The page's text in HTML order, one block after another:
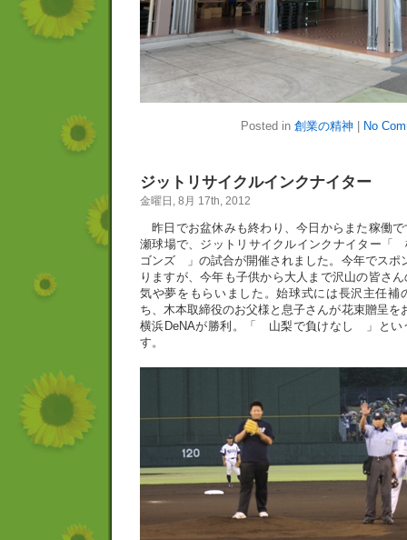
Posted in 創業の精神| No
ジットリサイクルインクナイター
金曜日, 8月 17th, 2012
昨日でお盆休みも終わり、今日からまた稼働
瀬球場で、ジットリサイクルインクナイター
ゴンズ 」の試合が開催されました。今年でスポ
りますが、今年も子供から大人まで沢山の皆さ
気や夢をもらいました。始球式には長沢主任補
ち、木本取締役のお父様と息子さんが花束贈呈を
横浜DeNAが勝利。「 山梨で負けなし 」とい
す。